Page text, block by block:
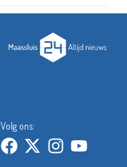
Volg ons: